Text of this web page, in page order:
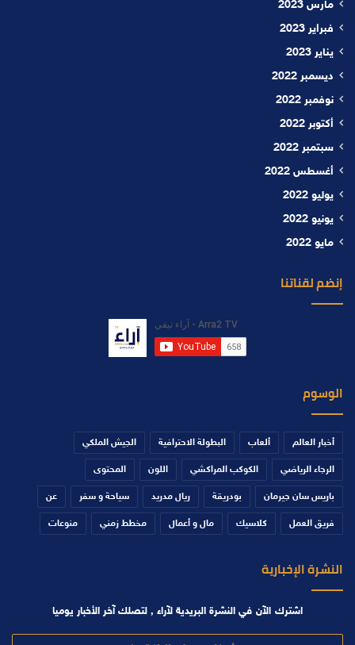
مارس 2023
فبراير 2023
يناير 2023
ديسمبر 2022
نوفمبر 2022
أكتوبر 2022
سبتمبر 2022
أغسطس 2022
يوليو 2022
يونيو 2022
مايو 2022
إنضم لقناتنا
الوسوم
أخبار العالم ألعاب البطولة الاحترافية الجيش الملكي
الرجاء الرياضي الكوكب المراكشي اللون المحتوى
باريس سان جيرمان بودريقة ريال مدريد سياحة و سفر عن
فريق العمل كلاسيك مال و أعمال مخطط زمني منوعات
النشرة الإخبارية
اشترك الآن في النشرة البريدية لآراء , لتصلك آخر الأخبار يوميا